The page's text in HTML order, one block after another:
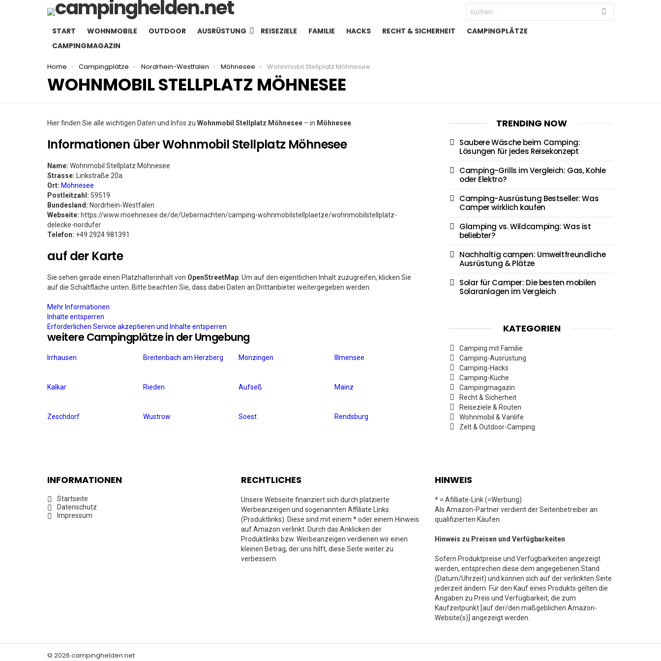
Search
for:
START WOHNMOBILE OUTDOOR AUSRÜSTUNG REISEZIELE FAMILIE HACKS RECHT & SICHERHEIT
CAMPINGPLÄTZE
CAMPINGMAGAZIN
You are here:
Home Campingplätze Nordrhein-Westfalen Möhnesee Wohnmobil Stellplatz Möhnesee
WOHNMOBIL STELLPLATZ MÖHNESEE
Hier finden Sie alle wichtigen Daten und Infos zu Wohnmobil Stellplatz Möhnesee – in Möhnesee
Informationen über Wohnmobil Stellplatz Möhnesee
Name: Wohnmobil Stellplatz Möhnesee
Strasse: Linkstraße 20a
Ort: Möhnesee
Postleitzahl: 59519
Bundesland: Nordrhein-Westfalen
Webseite: https://www.moehnesee.de/de/Uebernachten/camping-wohnmobilstellplaetze/wohnmobilstellplatz-
delecke-nordufer
Telefon: +49 2924 981391
auf der Karte
Sie sehen gerade einen Platzhalterinhalt von OpenStreetMap . Um auf den eigentlichen Inhalt zuzugreifen, klicken Sie
auf die Schaltfläche unten. Bitte beachten Sie, dass dabei Daten an Drittanbieter weitergegeben werden.
Mehr Informationen
Inhalte entsperren
Erforderlichen Service akzeptieren und Inhalte entsperren
weitere Campingplätze in der Umgebung
Irrhausen Breitenbach am Herzberg Monzingen Illmensee
Kalkar Rieden Aufseß Mainz
Zeschdorf Wustrow Soest Rendsburg
TRENDING NOW
Saubere Wäsche beim Camping:
Lösungen für jedes Reisekonzept
Camping-Grills im Vergleich: Gas, Kohle
oder Elektro?
Camping-Ausrüstung Bestseller: Was
Camper wirklich kaufen
Glamping vs. Wildcamping: Was ist
beliebter?
Nachhaltig campen: Umweltfreundliche
Ausrüstung & Plätze
Solar für Camper: Die besten mobilen
Solaranlagen im Vergleich
KATEGORIEN
Camping mit Familie
Camping-Ausrüstung
Camping-Hacks
Camping-Küche
Campingmagazin
Recht & Sicherheit
Reiseziele & Routen
Wohnmobil & Vanlife
Zelt & Outdoor-Camping
INFORMATIONEN
Startseite
Datenschutz
Impressum
RECHTLICHES
Unsere Webseite finanziert sich durch platzierte
Werbeanzeigen und sogenannten Affiliate Links
(Produktlinks). Diese sind mit einem * oder einem Hinweis
auf Amazon verlinkt. Durch das Anklicken der
Produktlinks bzw. Werbeanzeigen verdienen wir einen
kleinen Betrag, der uns hilft, diese Seite weiter zu
verbessern.
HINWEIS
* = Afilliate-Link (=Werbung)
Als Amazon-Partner verdient der Seitenbetreiber an
qualifizierten Käufen.
Hinweis zu Preisen und Verfügbarkeiten
Sofern Produktpreise und Verfügbarkeiten angezeigt
werden, entsprechen diese dem angegebenen Stand
(Datum/Uhrzeit) und können sich auf der verlinkten Seite
jederzeit ändern. Für den Kauf eines Produkts gelten die
Angaben zu Preis und Verfügbarkeit, die zum
Kaufzeitpunkt [auf der/den maßgeblichen Amazon-
Website(s)] angezeigt werden.
© 2026 campinghelden.net